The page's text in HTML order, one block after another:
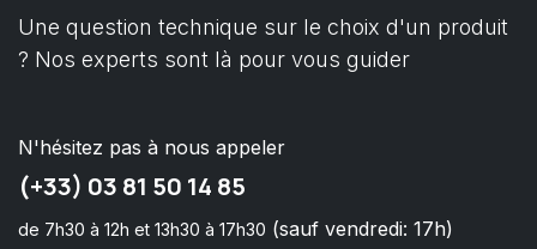
Une question technique sur le choix d'un produit
? Nos experts sont là pour vous guider
N'hésitez pas à nous appeler
(+33) 03 81 50 14 85
de 7h30 à 12h et 13h30 à 17h30 (sauf vendredi: 17h)